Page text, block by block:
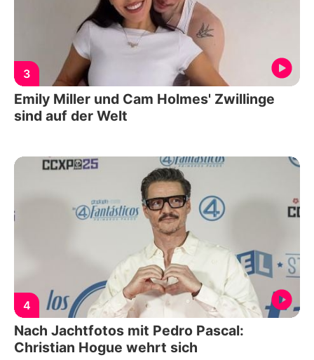
3
Emily Miller und Cam Holmes' Zwillinge
sind auf der Welt
4
Nach Jachtfotos mit Pedro Pascal:
Christian Hogue wehrt sich